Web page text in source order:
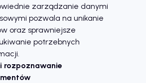
zarządzanie danymi
pozwala na unikanie
oraz sprawniejsze
potrzebnych
rozpoznawanie